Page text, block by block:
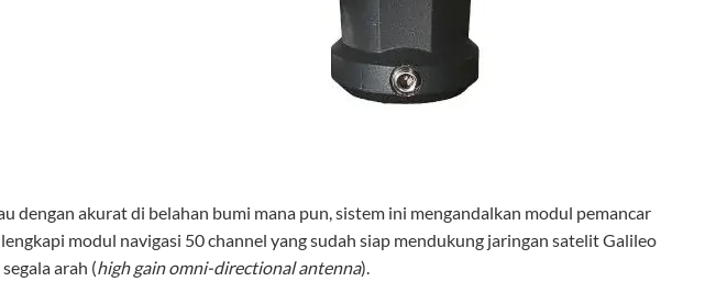
dengan akurat di belahan bumi mana pun, sistem ini mengandalkan modul pemancar
modul navigasi 50 channel yang sudah siap mendukung jaringan satelit Galileo
arah (high gain omni-directional antenna).